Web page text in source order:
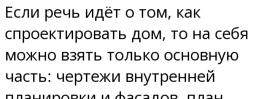
Если речь идёт о том, как
спроектировать дом, то на себя
можно взять только основную
часть: чертежи внутренней